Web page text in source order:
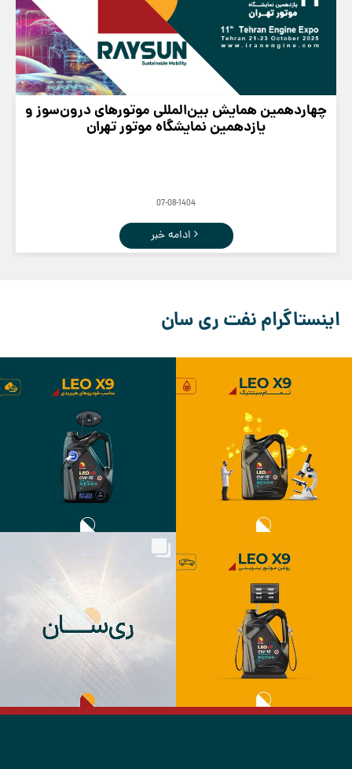
چهاردهمین همایش بین‌المللی موتورهای درون‌سوز و
یازدهمین نمایشگاه موتور تهران
07-08-1404
ادامه خبر
اینستاگرام نفت ری سان